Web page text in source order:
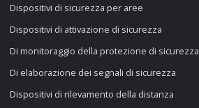
Dispositivi di sicurezza per aree
Dispositivi di attivazione di sicurezza
Di monitoraggio della protezione di sicurezza
Di elaborazione dei segnali di sicurezza
Dispositivi di rilevamento della distanza